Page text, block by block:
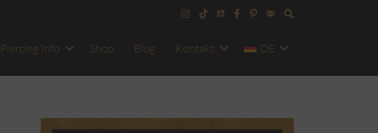
Piercing Info Shop Blog Kontakt DE